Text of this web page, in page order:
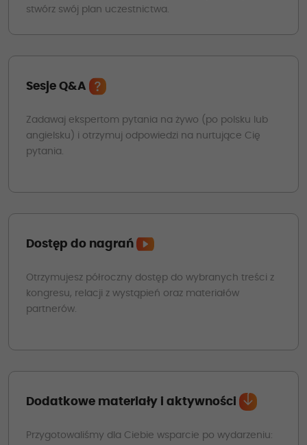
stwórz swój plan uczestnictwa.
Sesje Q&A
Zadawaj ekspertom pytania na żywo (po polsku lub
angielsku) i otrzymuj odpowiedzi na nurtujące Cię
pytania.
Dostęp do nagrań
Otrzymujesz półroczny dostęp do wybranych treści z
kongresu, relacji z wystąpień oraz materiałów
partnerów.
Dodatkowe materiały i aktywności
Przygotowaliśmy dla Ciebie wsparcie po wydarzeniu: